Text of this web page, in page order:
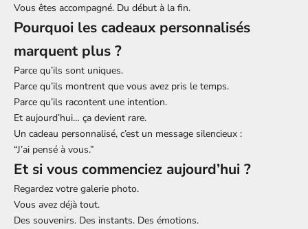
Vous êtes accompagné. Du début à la fin.
Pourquoi les cadeaux personnalisés
marquent plus ?
Parce qu’ils sont uniques.
Parce qu’ils montrent que vous avez pris le temps.
Parce qu’ils racontent une intention.
Et aujourd’hui… ça devient rare.
Un cadeau personnalisé, c’est un message silencieux :
“J’ai pensé à vous.”
Et si vous commenciez aujourd’hui ?
Regardez votre galerie photo.
Vous avez déjà tout.
Des souvenirs. Des instants. Des émotions.